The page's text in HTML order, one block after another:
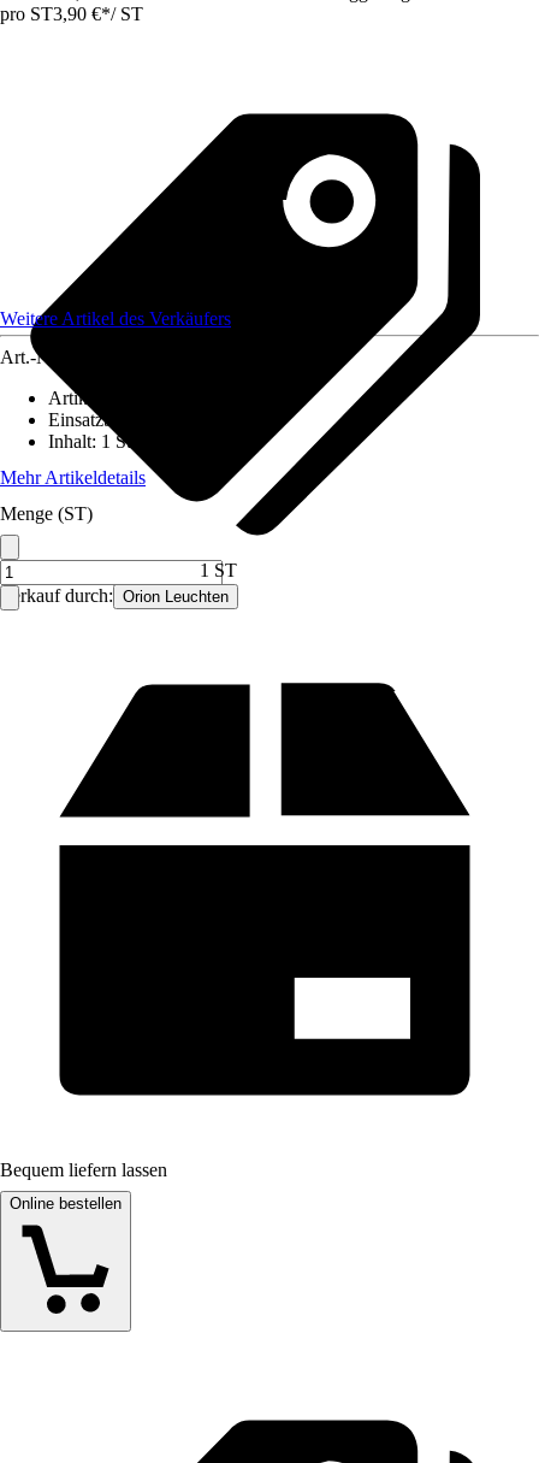
pro ST3,90 €*/ ST
Verkauf durch: Orion Leuchten
Weitere Artikel des Verkäufers
Art.-Nr.
Artikeltyp
Einsatzbereich
Inhalt: 1 Stück
Mehr Artikeldetails
Menge (ST)
1 ST
Bequem liefern lassen
Online bestellen